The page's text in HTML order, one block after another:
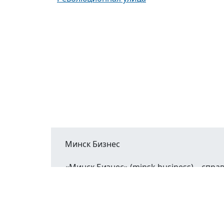
Минск Бизнес
«Минск Бизнес» (minsk.business) –